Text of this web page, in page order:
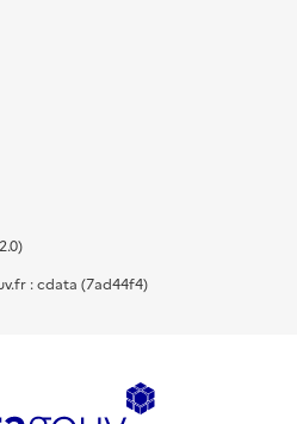
: cdata (7ad44f4)